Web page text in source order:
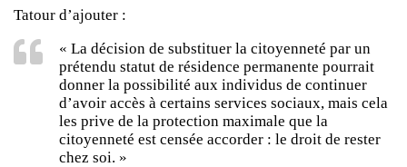
Tatour d’ajouter :
« La décision de substituer la citoyenneté par un
prétendu statut de résidence permanente pourrait
donner la possibilité aux individus de continuer
d’avoir accès à certains services sociaux, mais cela
les prive de la protection maximale que la
citoyenneté est censée accorder : le droit de rester
chez soi. »